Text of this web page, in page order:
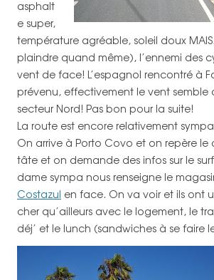
asphalt
e super,
température agréable, soleil doux
plaindre quand même), l’ennemi des
vent de face! L’espagnol rencontré à
prévenu, effectivement le vent semble
secteur Nord! Pas bon pour la suite!
La route est encore relativement
On arrive à Porto Covo et on repère le
tâte et on demande des infos sur le
dame sympa nous renseigne le
Costazul en face. On va voir et ils ont
cher qu’ailleurs avec le logement, le
déj’ et le lunch (sandwiches à se faire